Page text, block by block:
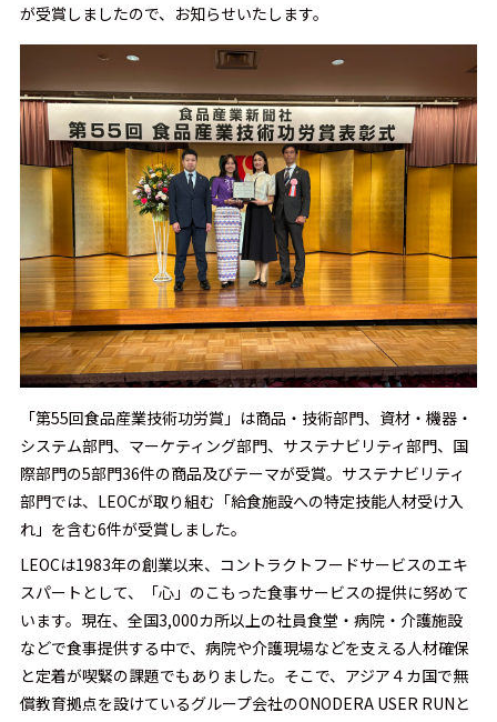
が受賞しましたので、お知らせいたします。
「第55回食品産業技術功労賞」は商品・技術部門、資材・機器・
システム部門、マーケティング部門、サステナビリティ部門、国
際部門の5部門36件の商品及びテーマが受賞。サステナビリティ
部門では、LEOCが取り組む「給食施設への特定技能人材受け入
れ」を含む6件が受賞しました。
LEOCは1983年の創業以来、コントラクトフードサービスのエキ
スパートとして、「心」のこもった食事サービスの提供に努めて
います。現在、全国3,000カ所以上の社員食堂・病院・介護施設
などで食事提供する中で、病院や介護現場などを支える人材確保
と定着が喫緊の課題でもありました。そこで、アジア４カ国で無
償教育拠点を設けているグループ会社のONODERA USER RUNと